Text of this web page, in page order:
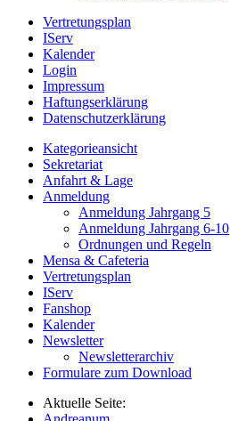
Vertretungsplan
IServ
Kalender
Login
Impressum
Haftungserklärung
Datenschutzerklärung
Kategorieansicht
Sekretariat
Anfahrt & Lage
Anmeldung
Anmeldung Jahrgang 5
Anmeldung Jahrgang 6-10
Ordnungen und Regeln
Mensa & Cafeteria
Vertretungsplan
IServ
Fanshop
Kalender
Newsletter
Newsletterarchiv
Formulare zum Download
Aktuelle Seite: